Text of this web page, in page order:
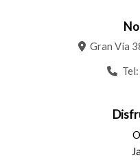
Gran Vía
Tel: